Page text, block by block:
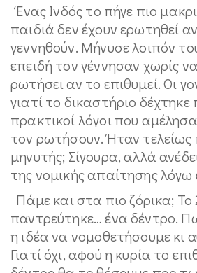
Ένας Ινδός το πήγε πιο
παιδιά δεν έχουν ερωτηθεί
γεννηθούν. Μήνυσε λοιπόν
επειδή τον γέννησαν χωρίς
ρωτήσει αν το επιθυμεί. Οι
γιατί το δικαστήριο
πρακτικοί λόγοι που
τον ρωτήσουν. Ήταν
μηνυτής; Σίγουρα, αλλά
της νομικής απαίτησης λόγω
Πάμε και στα πιο ζόρικα; Το
παντρεύτηκε… ένα δέντρο.
η ιδέα να νομοθετήσουμε κι
Γιατί όχι, αφού η κυρία το